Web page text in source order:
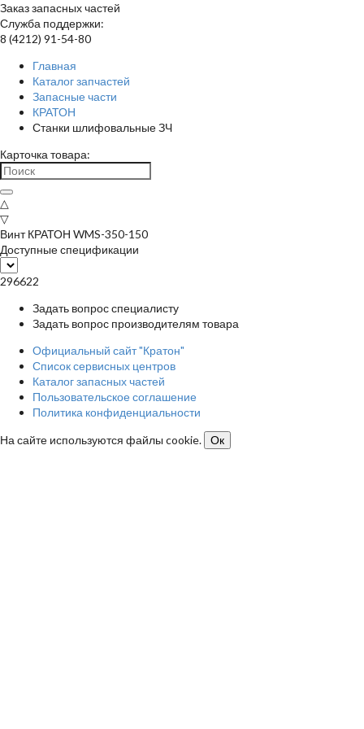
Заказ запасных частей
Служба поддержки:
8 (4212) 91-54-80
Главная
Каталог запчастей
Запасные части
КРАТОН
Станки шлифовальные ЗЧ
Карточка товара:
△
▽
Винт КРАТОН WMS-350-150
Доступные спецификации
296622
Задать вопрос специалисту
Задать вопрос производителям товара
Официальный сайт "Кратон"
Список сервисных центров
Каталог запасных частей
Пользовательское соглашение
Политика конфиденциальности
На сайте используются файлы cookie.
Ок